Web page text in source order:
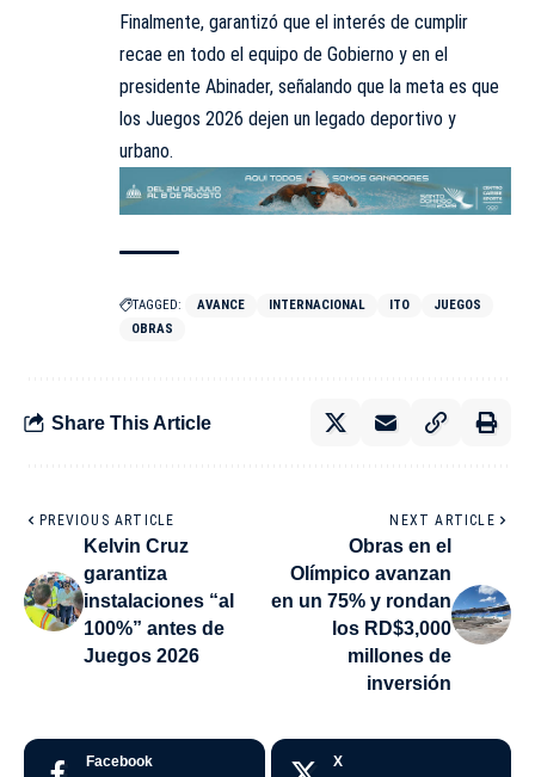
Finalmente, garantizó que el interés de cumplir
recae en todo el equipo de Gobierno y en el
presidente Abinader, señalando que la meta es que
los Juegos 2026 dejen un legado deportivo y
urbano.
TAGGED: AVANCE INTERNACIONAL ITO
JUEGOS
OBRAS
Share This Article
PREVIOUS ARTICLE
Kelvin Cruz
garantiza
instalaciones “al
100%” antes de
Juegos 2026
NEXT ARTICLE
Obras en el
Olímpico avanzan
en un 75% y rondan
los RD$3,000
millones de
inversión
Facebook X